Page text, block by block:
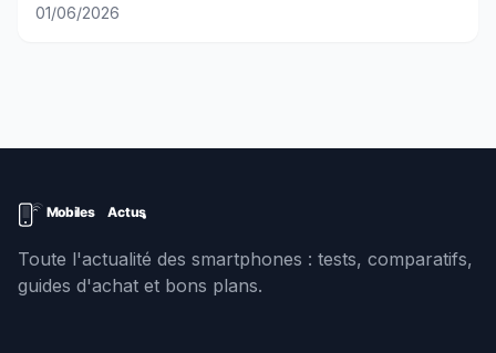
01/06/2026
Toute l'actualité des smartphones : tests, comparatifs,
guides d'achat et bons plans.